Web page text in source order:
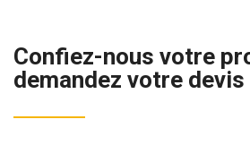
Confiez-nous votre
demandez votre